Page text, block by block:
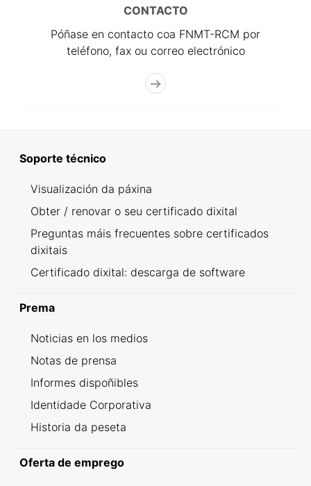
CONTACTO
Póñase en contacto coa FNMT-RCM por
teléfono, fax ou correo electrónico
Soporte técnico
Visualización da páxina
Obter / renovar o seu certificado dixital
Preguntas máis frecuentes sobre certificados
dixitais
Certificado dixital: descarga de software
Prema
Noticias en los medios
Notas de prensa
Informes dispoñibles
Identidade Corporativa
Historia da peseta
Oferta de emprego